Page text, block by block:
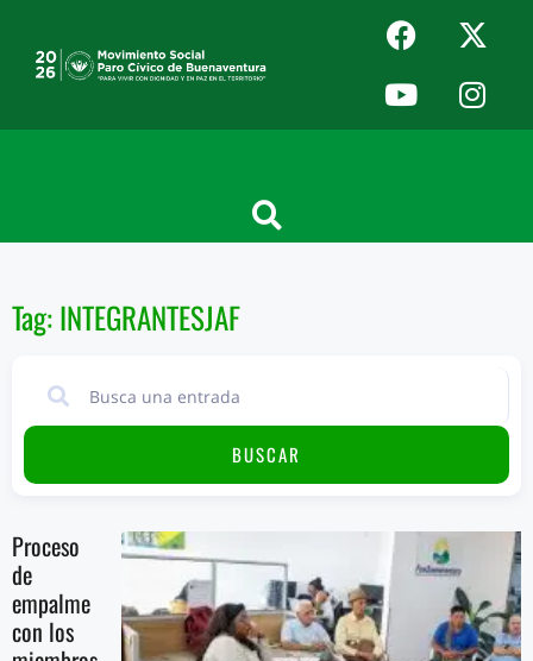
Tag: INTEGRANTESJAF
BUSCAR
Proceso
de
empalme
con los